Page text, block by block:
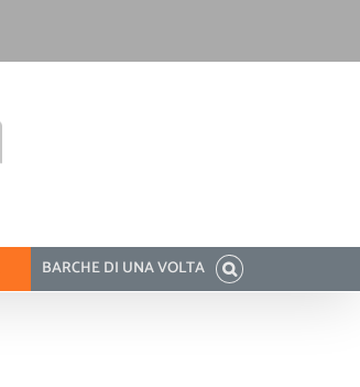
BARCHE DI UNA VOLTA